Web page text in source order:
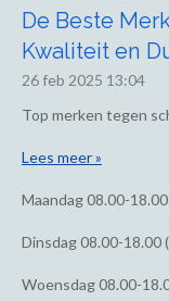
De Beste
Kwaliteit en
26 feb 2025 13:04
Top merken tegen
Lees meer »
Maandag08.00-18.00
Dinsdag08.00-18.00
Woensdag08.00-